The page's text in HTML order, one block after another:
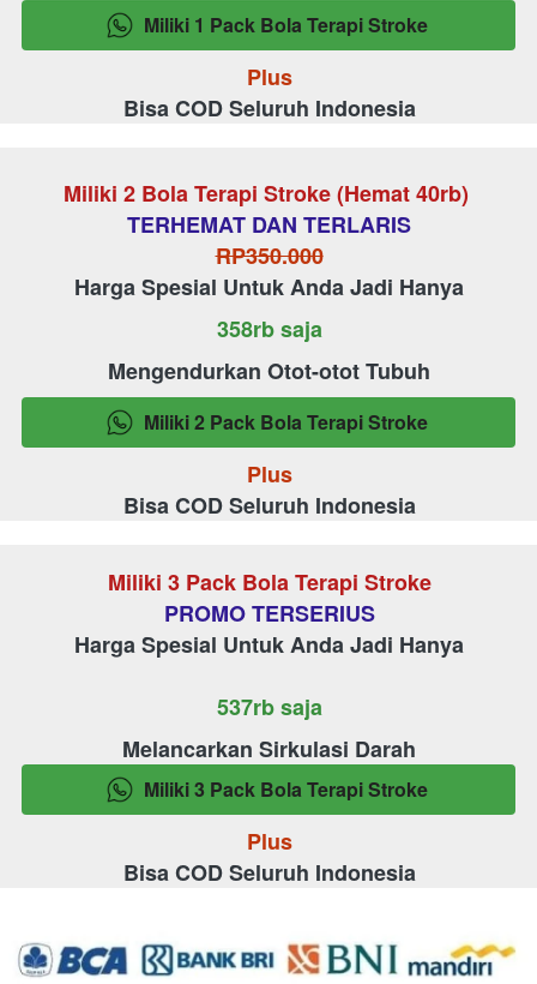
` Miliki 1 Pack Bola Terapi Stroke
Plus
Bisa COD Seluruh Indonesia
Miliki 2 Bola Terapi Stroke (Hemat 40rb)
TERHEMAT DAN TERLARIS
RP350.000
Harga Spesial Untuk Anda Jadi Hanya
358rb saja
Mengendurkan Otot-otot Tubuh
` Miliki 2 Pack Bola Terapi Stroke
Plus
Bisa COD Seluruh Indonesia
Miliki 3 Pack Bola Terapi Stroke
PROMO TERSERIUS
Harga Spesial Untuk Anda Jadi Hanya
537rb saja
Melancarkan Sirkulasi Darah
` Miliki 3 Pack Bola Terapi Stroke
Plus
Bisa COD Seluruh Indonesia